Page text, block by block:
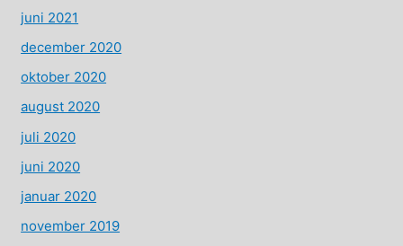
juni 2021
december 2020
oktober 2020
august 2020
juli 2020
juni 2020
januar 2020
november 2019